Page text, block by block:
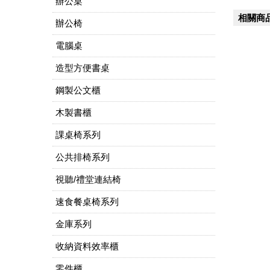
辦公椅
電腦桌
造型方便書桌
鋼製公文櫃
木製書櫃
課桌椅系列
公共排椅系列
視聽/禮堂連結椅
速食餐桌椅系列
金庫系列
收納資料效率櫃
相關商